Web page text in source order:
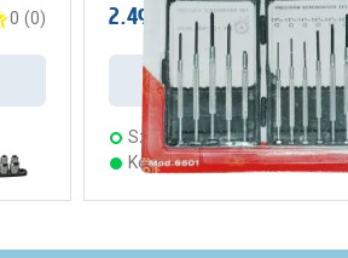
0 (0) 2.499 Ft / darab
Kosárba
Szállítás: 3 munkanap
Készleten 23 áruházban